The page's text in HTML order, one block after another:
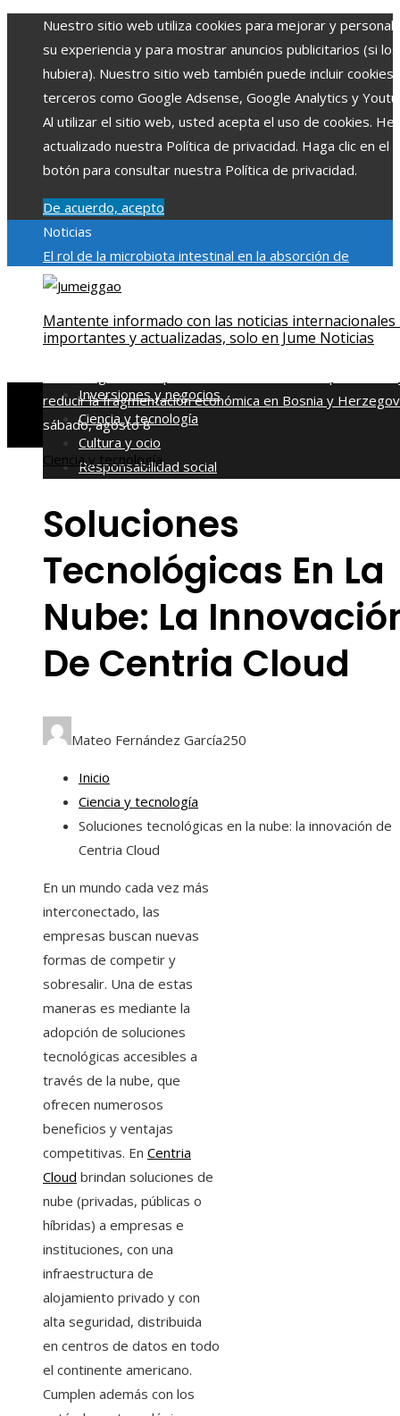
Nuestro sitio web utiliza cookies para mejorar y
su experiencia y para mostrar anuncios publicitarios (si los
hubiera). Nuestro sitio web también puede incluir cookies
terceros como Google Adsense, Google Analytics y
Al utilizar el sitio web, usted acepta el uso de cookies.
actualizado nuestra Política de privacidad. Haga clic en el
botón para consultar nuestra Política de privacidad.
De acuerdo, acepto
Noticias
El rol de la microbiota intestinal en la absorción de
nutrientesReformas regulatorias derivadas de desastres
Patrimonio de la Humanidad y su importanciaImpacto
económico y social de la estacionalidad turística en
reducir la fragmentación económica en Bosnia y
sábado, agosto 8
Mantente informado con las noticias internacionales
importantes y actualizadas, solo en Jume Noticias
Inversiones y negocios
Ciencia y tecnología
Cultura y ocio
Responsabilidad social
Ciencia y tecnología
Soluciones
Tecnológicas En La
Nube: La
De Centria Cloud
Mateo Fernández García250
Inicio
Ciencia y tecnología
Soluciones tecnológicas en la nube: la innovación de
Centria Cloud
En un mundo cada vez más
interconectado, las
empresas buscan nuevas
formas de competir y
sobresalir. Una de estas
maneras es mediante la
adopción de soluciones
tecnológicas accesibles a
través de la nube, que
ofrecen numerosos
beneficios y ventajas
competitivas. En Centria
Cloud brindan soluciones de
nube (privadas, públicas o
híbridas) a empresas e
instituciones, con una
infraestructura de
alojamiento privado y con
alta seguridad, distribuida
en centros de datos en todo
el continente americano.
Cumplen además con los